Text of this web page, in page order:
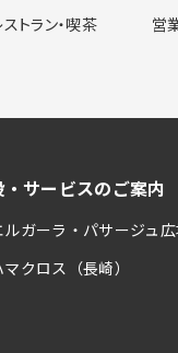
ストラン・喫茶 営
サービスのご案内
ルガーラ・パサージュ
マクロス（長崎）